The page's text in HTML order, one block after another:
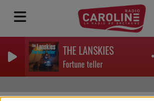
THE LANSKIES
Fortune teller